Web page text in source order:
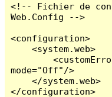
<!-- Fichier de
Web.Config -->
<configuration>
    <system.web>
        <customErrors
mode="Off"/>
    </system.web>
</configuration>